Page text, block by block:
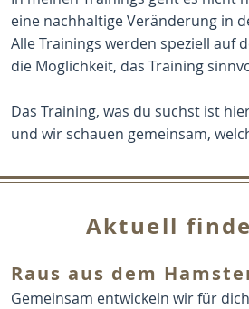
eine nachhaltige Veränderung in
Alle Trainings werden speziell
die Möglichkeit, das Training
Das Training, was du suchst ist
und wir schauen gemeinsam,
Aktuell
Raus aus dem
Gemeinsam entwickeln wir für